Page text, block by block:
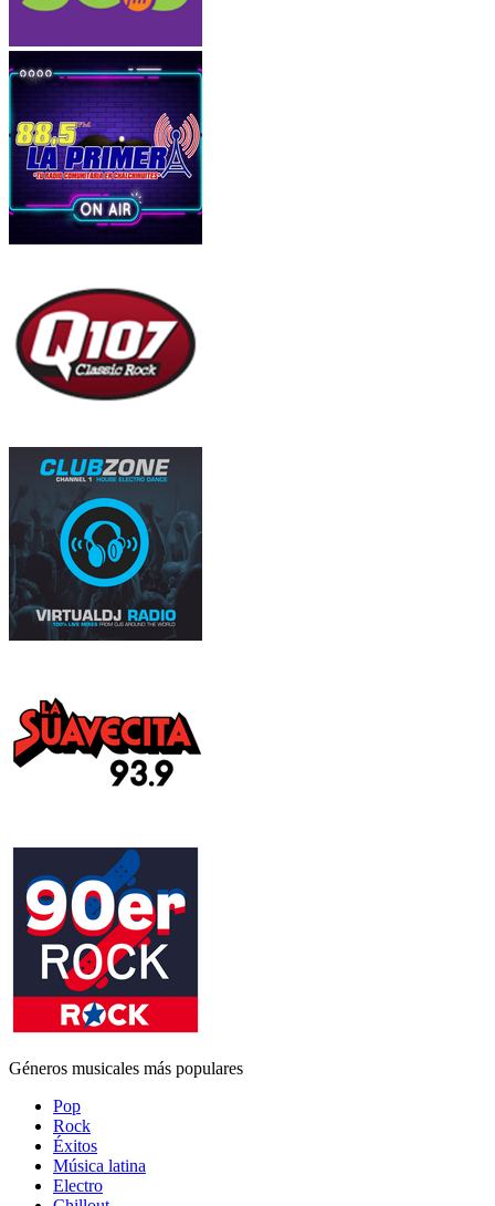
Géneros musicales más populares
Pop
Rock
Éxitos
Música latina
Electro